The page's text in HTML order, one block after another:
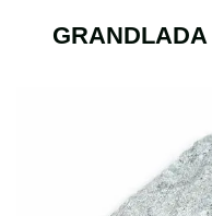
GRANDLADA